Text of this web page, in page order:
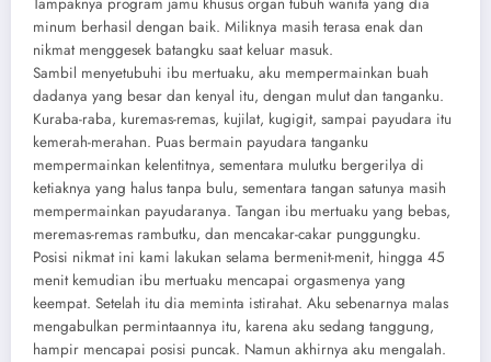
minum berhasil dengan baik. Miliknya masih terasa enak dan
nikmat menggesek batangku saat keluar masuk.
Sambil menyetubuhi ibu mertuaku, aku mempermainkan buah
dadanya yang besar dan kenyal itu, dengan mulut dan tanganku.
Kuraba-raba, kuremas-remas, kujilat, kugigit, sampai payudara itu
kemerah-merahan. Puas bermain payudara tanganku
mempermainkan kelentitnya, sementara mulutku bergerilya di
ketiaknya yang halus tanpa bulu, sementara tangan satunya masih
mempermainkan payudaranya. Tangan ibu mertuaku yang bebas,
meremas-remas rambutku, dan mencakar-cakar punggungku.
Posisi nikmat ini kami lakukan selama bermenit-menit, hingga 45
menit kemudian ibu mertuaku mencapai orgasmenya yang
keempat. Setelah itu dia meminta istirahat. Aku sebenarnya malas
mengabulkan permintaannya itu, karena aku sedang tanggung,
hampir mencapai posisi puncak. Namun akhirnya aku mengalah.